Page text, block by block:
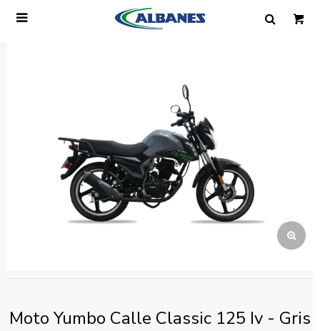

Moto Yumbo Calle Classic 125 Iv - Gris
Correo electrónico